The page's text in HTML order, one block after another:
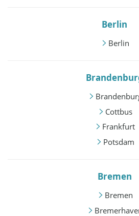
Berlin
Berlin
Cottbus
Frankfurt
Potsdam
Bremen
Bremen